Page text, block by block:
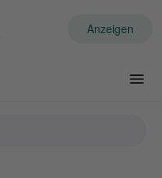
Anzeigen